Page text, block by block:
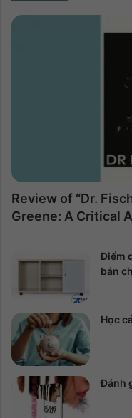
Review of “Dr.
Greene: A Critical
Điểm
bán
Học
Đánh